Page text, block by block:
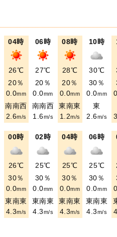
04時
26℃
20％
0.0mm
南南西
2.6m/s
06時
27℃
20％
0.0mm
南南西
1.6m/s
08時
28℃
20％
0.0mm
東南東
1.2m/s
10時
30℃
30％
0.0mm
東
2.6m/s
00時
26℃
30％
0.0mm
東南東
4.3m/s
02時
25℃
30％
0.0mm
東南東
4.3m/s
04時
25℃
30％
0.0mm
東南東
4.3m/s
06時
25℃
30％
0.0mm
東南東
4.3m/s